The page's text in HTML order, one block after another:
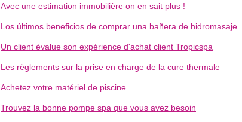
Avec une estimation immobilière on en sait plus !
Los últimos beneficios de comprar una bañera de hidromasaje
Un client évalue son expérience d'achat client Tropicspa
Les règlements sur la prise en charge de la cure thermale
Achetez votre matériel de piscine
Trouvez la bonne pompe spa que vous avez besoin